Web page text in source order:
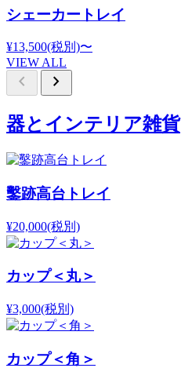
シェーカートレイ
¥13,500(税別)〜
VIEW ALL
chevron_left chevron_right
器とインテリア雑貨
鑿跡高台トレイ
¥20,000(税別)
カップ＜丸＞
¥3,000(税別)
カップ＜角＞